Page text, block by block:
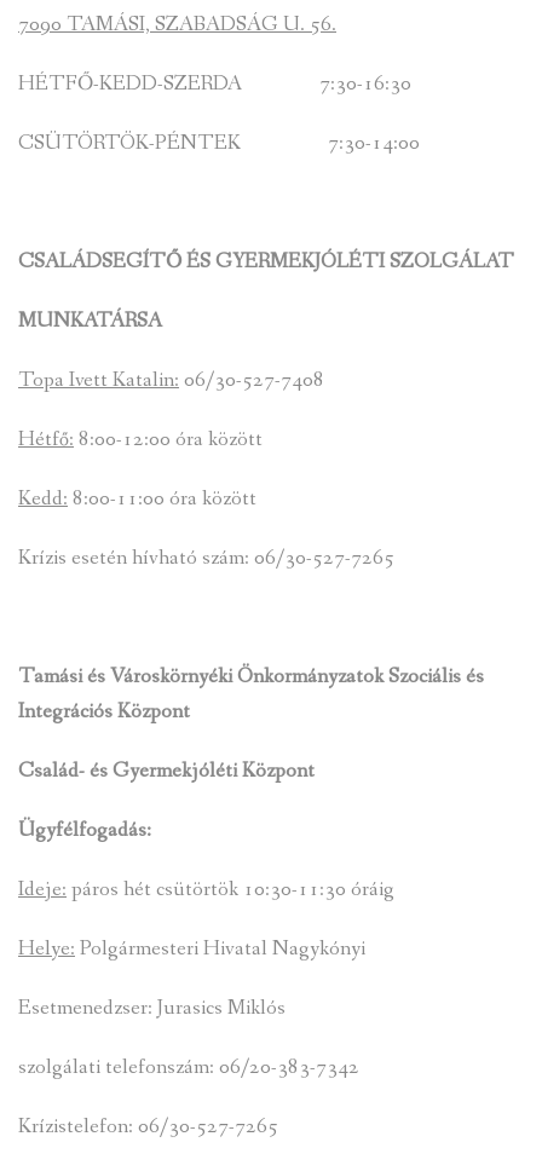
7090 TAMÁSI, SZABADSÁG U. 56.
HÉTFŐ-KEDD-SZERDA 7:30-16:30
CSÜTÖRTÖK-PÉNTEK 7:30-14:00
CSALÁDSEGÍTŐ ÉS GYERMEKJÓLÉTI SZOLGÁLAT
MUNKATÁRSA
Topa Ivett Katalin:06/30-527-7408
Hétfő:8:00-12:00 óra között
Kedd:8:00-11:00 óra között
Krízis esetén hívható szám: 06/30-527-7265
Tamási és Városkörnyéki Önkormányzatok Szociális és
Integrációs Központ
Család- és Gyermekjóléti Központ
Ügyfélfogadás:
Ideje:páros hét csütörtök 10:30-11:30 óráig
Helye:Polgármesteri Hivatal Nagykónyi
Esetmenedzser: Jurasics Miklós
szolgálati telefonszám: 06/20-383-7342
Krízistelefon: 06/30-527-7265